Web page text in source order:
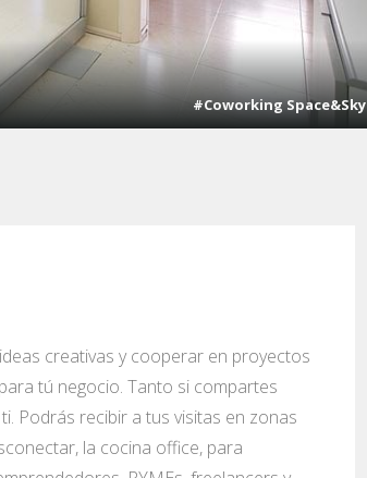
#Coworking Space&Sky
creativas y cooperar en proyectos
tú negocio. Tanto si compartes
Podrás recibir a tus visitas en zonas
la cocina office, para